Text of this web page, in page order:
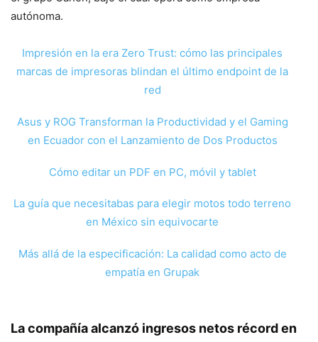
autónoma.
Impresión en la era Zero Trust: cómo las principales
marcas de impresoras blindan el último endpoint de la
red
Asus y ROG Transforman la Productividad y el Gaming
en Ecuador con el Lanzamiento de Dos Productos
Cómo editar un PDF en PC, móvil y tablet
La guía que necesitabas para elegir motos todo terreno
en México sin equivocarte
Más allá de la especificación: La calidad como acto de
empatía en Grupak
La compañía alcanzó ingresos netos récord en